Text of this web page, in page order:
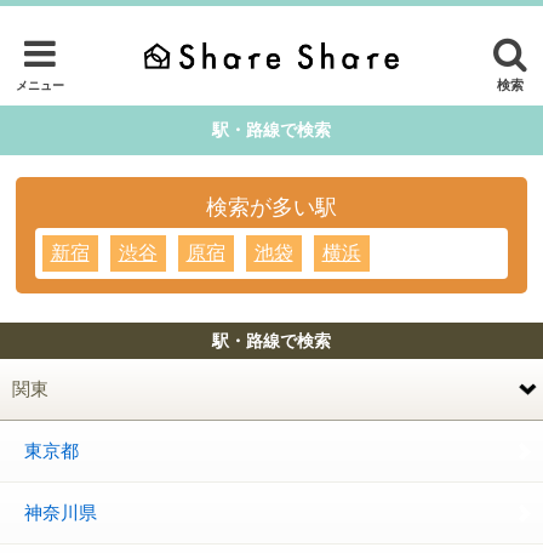
メニュー 検索
駅・路線で検索
検索が多い駅
新宿 渋谷 原宿 池袋 横浜
駅・路線で検索
関東
東京都
神奈川県